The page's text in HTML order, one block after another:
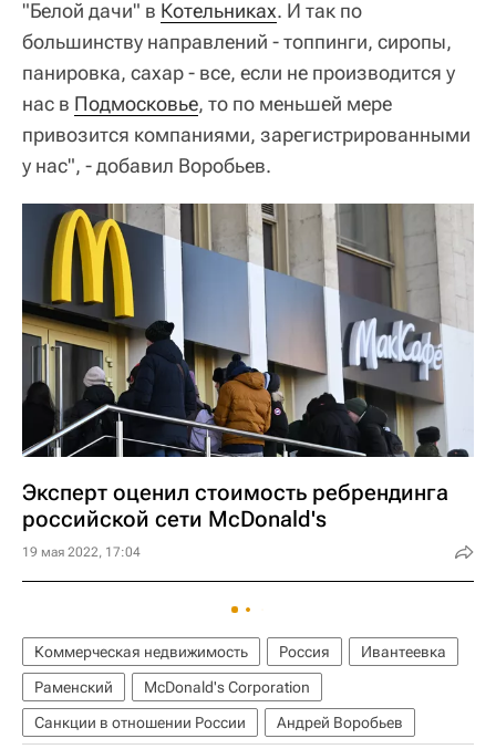
"Белой дачи" в Котельниках. И так по
большинству направлений - топпинги, сиропы,
панировка, сахар - все, если не производится у
нас в Подмосковье, то по меньшей мере
привозится компаниями, зарегистрированными
у нас", - добавил Воробьев.
Эксперт оценил стоимость ребрендинга
российской сети McDonald's
19 мая 2022, 17:04
Коммерческая недвижимость Россия
Ивантеевка
Раменский
McDonald's Corporation
Санкции в отношении России
Андрей Воробьев